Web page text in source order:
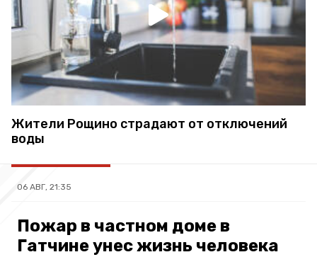
Жители Рощино страдают от отключений
воды
06 АВГ, 21:35
Пожар в частном доме в
Гатчине унес жизнь человека